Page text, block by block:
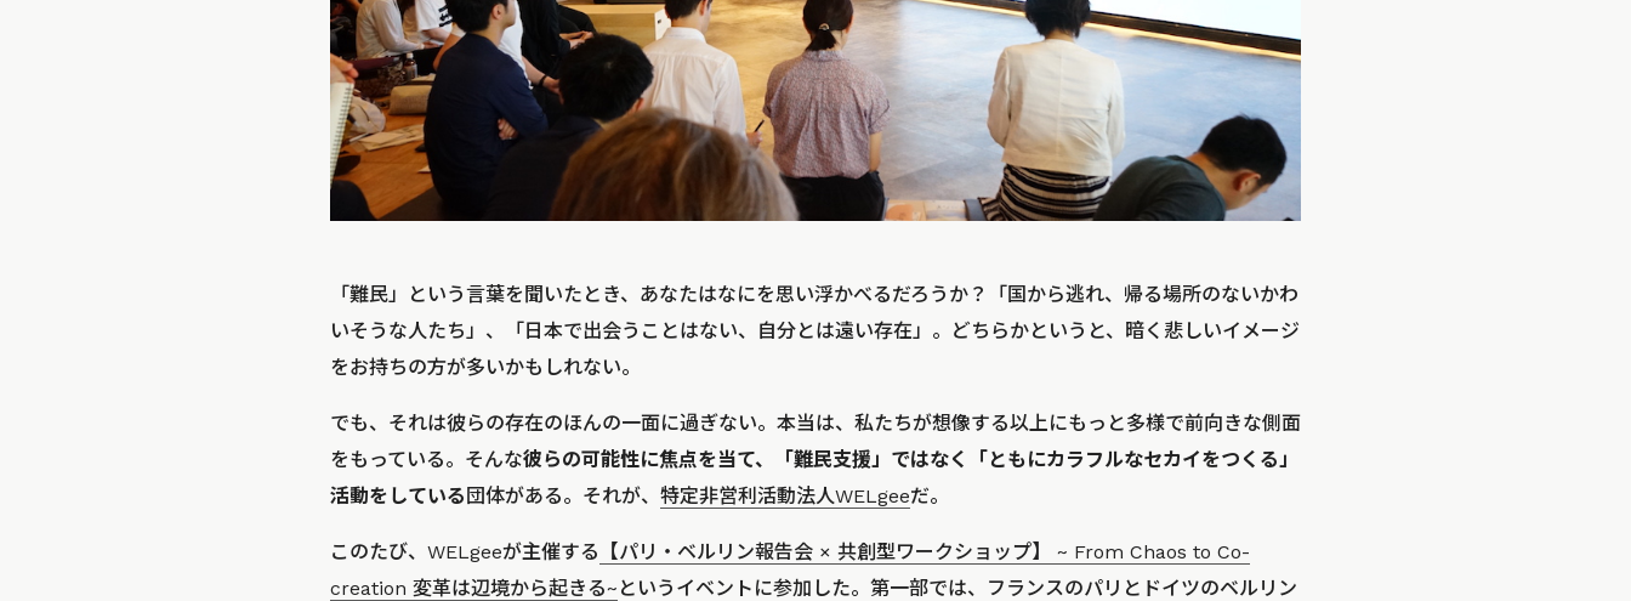
「難民」という言葉を聞いたとき、あなたはなにを思い浮かべるだろうか？「国から逃れ、帰る場所のないかわ
いそうな人たち」、「日本で出会うことはない、自分とは遠い存在」。どちらかというと、暗く悲しいイメージ
をお持ちの方が多いかもしれない。
でも、それは彼らの存在のほんの一面に過ぎない。本当は、私たちが想像する以上にもっと多様で前向きな側面
をもっている。そんな彼らの可能性に焦点を当て、「難民支援」ではなく「ともにカラフルなセカイをつくる」
活動をしている 団体がある。それが、 特定非営利活動法人WELgeeだ。
このたび、WELgeeが主催する
【パリ・ベルリン報告会 × 共創型ワークショップ】 ~ From Chaos to Co-
creation 変革は辺境から起きる~ というイベントに参加した。第一部では、フランスのパリとドイツのベルリン